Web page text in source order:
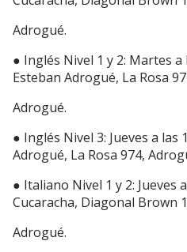
Adrogué.
● Inglés Nivel 1 y 2: Martes a
Esteban Adrogué, La Rosa
Adrogué.
● Inglés Nivel 3: Jueves a las
Adrogué, La Rosa 974,
● Italiano Nivel 1 y 2: Jueves
Cucaracha, Diagonal Brown
Adrogué.